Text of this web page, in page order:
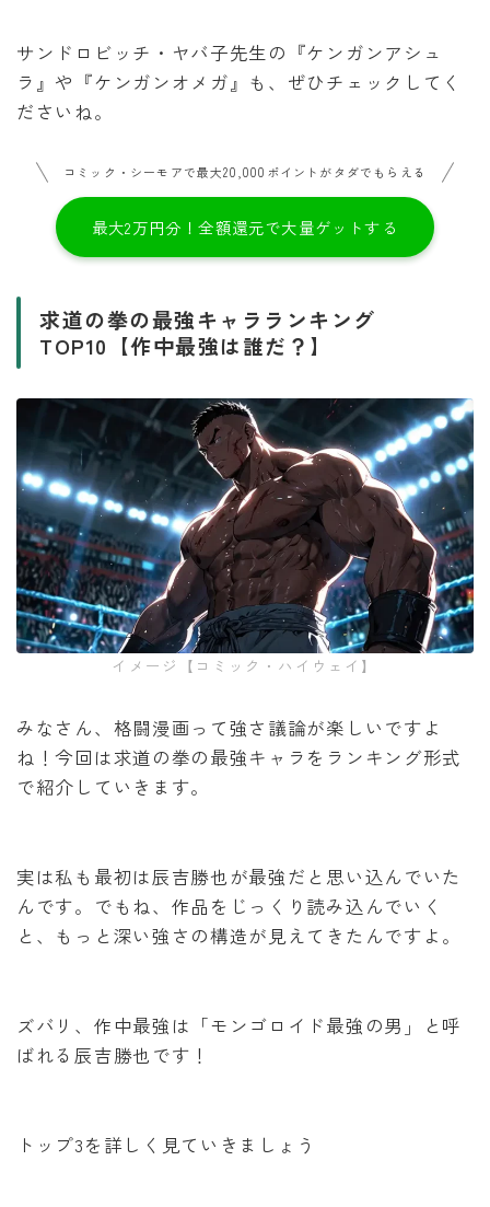
サンドロビッチ・ヤバ子先生の『ケンガンアシュ
ラ』や『ケンガンオメガ』も、ぜひチェックしてく
ださいね。
コミック・シーモアで最大20,000ポイントがタダでもらえる
最大2万円分！全額還元で大量ゲットする
求道の拳の最強キャラランキング
TOP10【作中最強は誰だ？】
イメージ【コミック・ハイウェイ】
みなさん、格闘漫画って強さ議論が楽しいですよ
ね！今回は求道の拳の最強キャラをランキング形式
で紹介していきます。
実は私も最初は辰吉勝也が最強だと思い込んでいた
んです。でもね、作品をじっくり読み込んでいく
と、もっと深い強さの構造が見えてきたんですよ。
ズバリ、作中最強は「モンゴロイド最強の男」と呼
ばれる辰吉勝也です！
トップ3を詳しく見ていきましょう